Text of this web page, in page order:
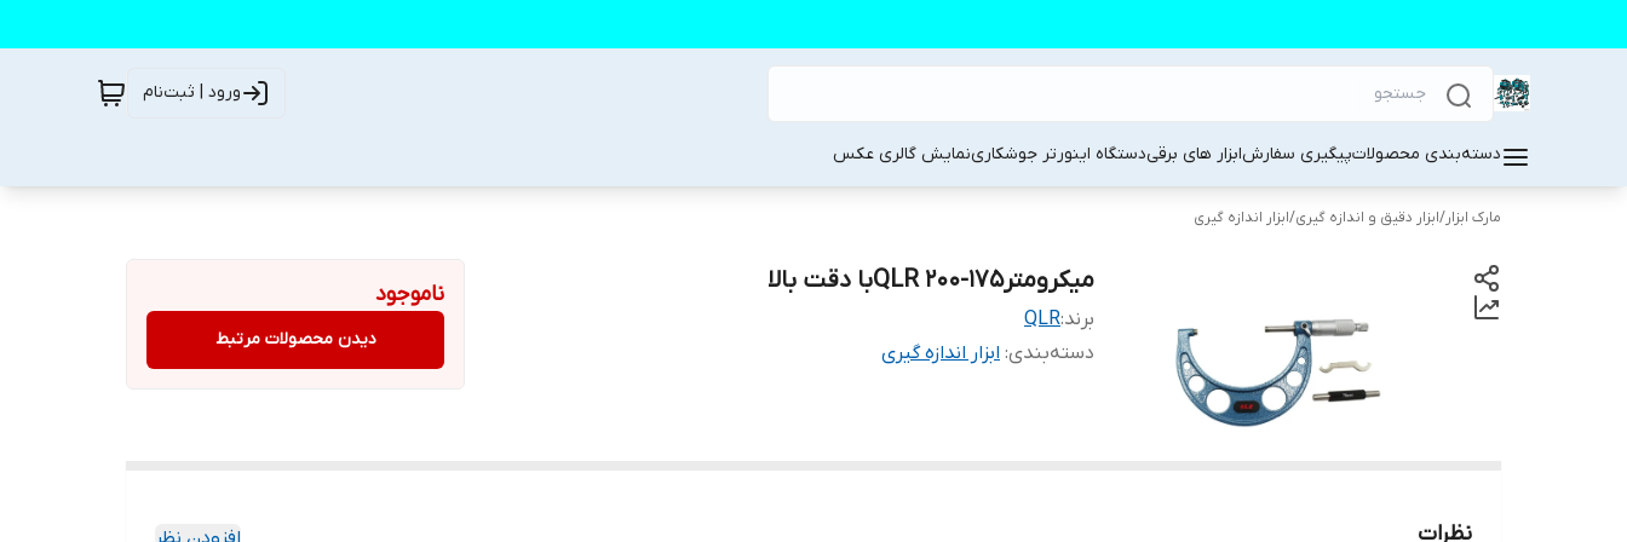
ورود | ثبت‌نام
دسته‌بندی محصولاتپیگیری سفارشابزار های برقیدستگاه اینورتر جوشکارینمایش گالری عکس
مارک ابزار/ابزار دقیق و اندازه گیری/ابزار اندازه گیری
میکرومتر۱۷۵-۲۰۰ QLRبا دقت بالا
برند:QLR
دسته‌بندی: ابزار اندازه گیری
ناموجود
دیدن محصولات مرتبط
نظرات